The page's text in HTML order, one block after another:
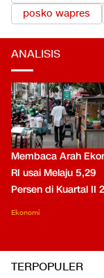
posko wapres
ANALISIS
Membaca Arah
RI usai Melaju 5,29
Persen di Kuartal II
Ekonomi
TERPOPULER